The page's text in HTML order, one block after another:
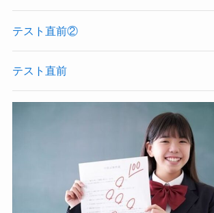
テスト直前②
テスト直前